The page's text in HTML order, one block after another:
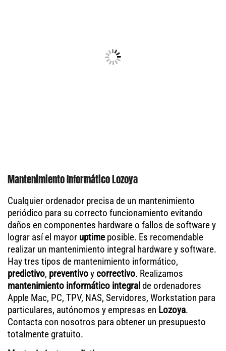
Mantenimiento Informático Lozoya
Cualquier ordenador precisa de un mantenimiento
periódico para su correcto funcionamiento evitando
daños en componentes hardware o fallos de software y
lograr así el mayor uptime posible. Es recomendable
realizar un mantenimiento integral hardware y software.
Hay tres tipos de mantenimiento informático,
predictivo, preventivoy correctivo. Realizamos
mantenimiento informático integralde ordenadores
Apple Mac, PC, TPV, NAS, Servidores, Workstation para
particulares, autónomos y empresas en Lozoya.
Contacta con nosotros para obtener un presupuesto
totalmente gratuito.